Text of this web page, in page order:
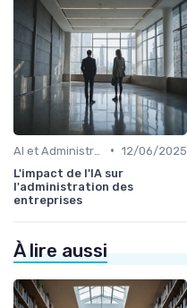
• 12/06/2025
L'impact de l'IA sur
l'administration des
entreprises
À lire aussi